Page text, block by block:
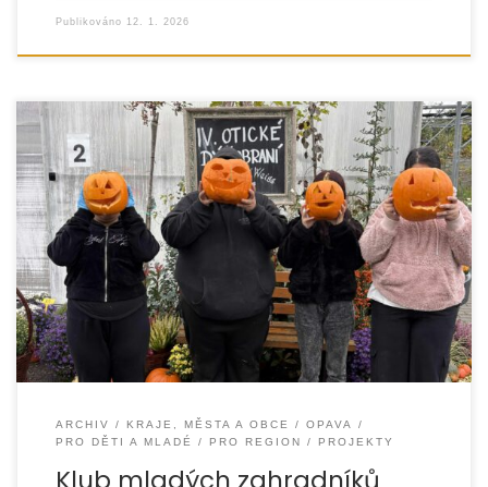
Publikováno 12. 1. 2026
Rok 2025 byl pro Klub mladých zahradníků v NZDM Klubu
Modrá kočka opět velmi úspěšný. Kroužek probíhal
dvakrát měsíčně po celý rok,
ARCHIV KRAJE, MĚSTA A OBCE
OPAVA
PRO DĚTI A MLADÉ
PRO REGION PROJEKTY